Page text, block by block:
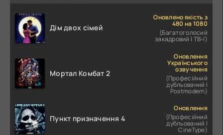
Дім двох сімей
Оновлено якість з
480 на 1080
(Багатоголосий
закадровий | ТВ-І)
Мортал Комбат 2
Оновлення
Українського
озвучення
(Професійний
дубльований |
Postmodern)
Пункт призначення 4
Оновлення
(Професійний
дубльований |
CineType)